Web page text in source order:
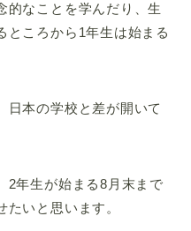
的なことを学んだり、生
ところから1年生は始まる
日本の学校と差が開いて
2年生が始まる8月末まで
いと思います。